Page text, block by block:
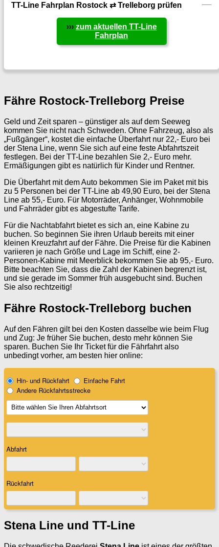
TT-Line Fahrplan Rostock ⇄ Trelleborg prüfen
››› zum aktuellen TT-Line
Fahrplan
Fähre Rostock-Trelleborg Preise
Geld und Zeit sparen – günstiger als auf dem Seeweg
kommen Sie nicht nach Schweden. Ohne Fahrzeug, also als
„Fußgänger“, kostet die einfache Überfahrt nur 22,- Euro bei
der Stena Line, wenn Sie sich auf eine feste Abfahrtszeit
festlegen. Bei der TT-Line bezahlen Sie 2,- Euro mehr.
Ermäßigungen gibt es natürlich für Kinder und Rentner.
Die Überfahrt mit dem Auto bekommen Sie im Paket mit bis
zu 5 Personen bei der TT-Line ab 49,90 Euro, bei der Stena
Line ab 55,- Euro. Für Motorräder, Anhänger, Wohnmobile
und Fahrräder gibt es abgestufte Tarife.
Für die Nachtabfahrt bietet es sich an, eine Kabine zu
buchen. So beginnen Sie ihren Urlaub bereits mit einer
kleinen Kreuzfahrt auf der Fähre. Die Preise für die Kabinen
variieren je nach Größe und Lage im Schiff, eine 2-
Personen-Kabine mit Meerblick bekommen Sie ab 95,- Euro.
Bitte beachten Sie, dass die Zahl der Kabinen begrenzt ist,
und sie gerade im Sommer früh ausgebucht sind. Buchen
Sie also rechtzeitig!
Fähre Rostock-Trelleborg buchen
Auf den Fähren gilt bei den Kosten dasselbe wie beim Flug
und Zug: Je früher Sie buchen, desto mehr können Sie
sparen. Buchen Sie Ihr Ticket für die Fährfahrt also
unbedingt vorher, am besten hier online:
Stena Line und TT-Line